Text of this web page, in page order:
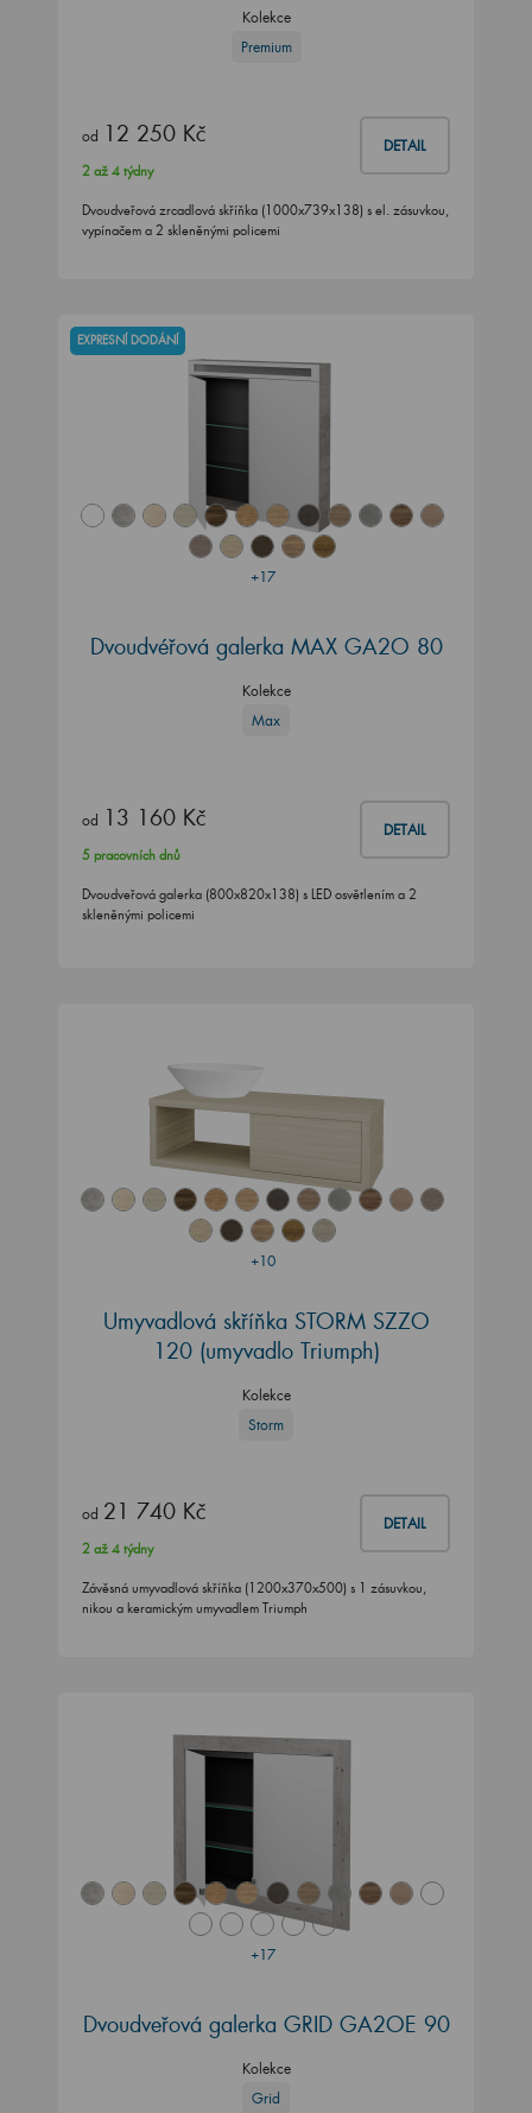
Kolekce
Premium
od 12 250 Kč DETAIL
2 až 4 týdny
Dvoudveřová zrcadlová skříňka (1000x739x138) s el. zásuvkou,
vypínačem a 2 skleněnými policemi
+17
EXPRESNÍ DODÁNÍ
Dvoudvéřová galerka MAX GA2O 80
Kolekce
Max
od 13 160 Kč DETAIL
5 pracovních dnů
Dvoudveřová galerka (800x820x138) s LED osvětlením a 2
skleněnými policemi
+10
Umyvadlová skříňka STORM SZZO
120 (umyvadlo Triumph)
Kolekce
Storm
od 21 740 Kč DETAIL
2 až 4 týdny
Závěsná umyvadlová skříňka (1200x370x500) s 1 zásuvkou,
nikou a keramickým umyvadlem Triumph
+17
Dvoudveřová galerka GRID GA2OE 90
Kolekce
Grid